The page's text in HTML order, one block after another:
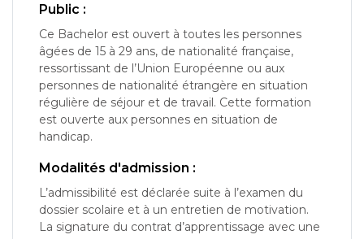
Public :
Ce Bachelor est ouvert à toutes les personnes
âgées de 15 à 29 ans, de nationalité française,
ressortissant de l’Union Européenne ou aux
personnes de nationalité étrangère en situation
régulière de séjour et de travail. Cette formation
est ouverte aux personnes en situation de
handicap.
Modalités d'admission :
L’admissibilité est déclarée suite à l’examen du
dossier scolaire et à un entretien de motivation.
La signature du contrat d’apprentissage avec une